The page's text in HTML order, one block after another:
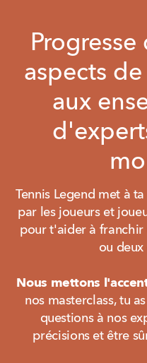
aspects
aux
Tennis Legend met à
par les joueurs et
pour t'aider à franchir
ou deux
Nous mettons
nos masterclass, tu
questions à nos
précisions et être